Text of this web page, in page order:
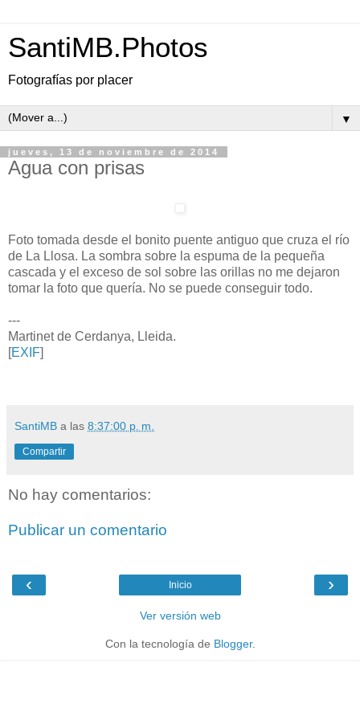
SantiMB.Photos
Fotografías por placer
▼
jueves, 13 de noviembre de 2014
Agua con prisas
Foto tomada desde el bonito puente antiguo que cruza el río
de La Llosa. La sombra sobre la espuma de la pequeña
cascada y el exceso de sol sobre las orillas no me dejaron
tomar la foto que quería. No se puede conseguir todo.
---
Martinet de Cerdanya, Lleida.
[EXIF]
SantiMB a las 8:37:00 p. m.
Compartir
No hay comentarios:
Publicar un comentario
‹ ›
Inicio
Ver versión web
Con la tecnología de Blogger.